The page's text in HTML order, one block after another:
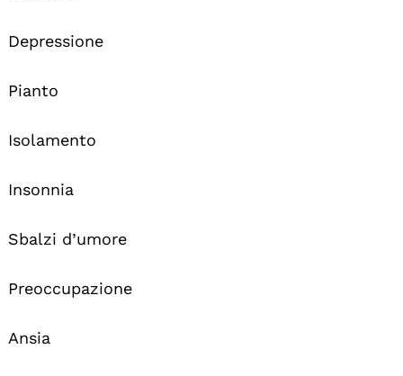
Depressione
Pianto
Isolamento
Insonnia
Sbalzi d’umore
Preoccupazione
Ansia